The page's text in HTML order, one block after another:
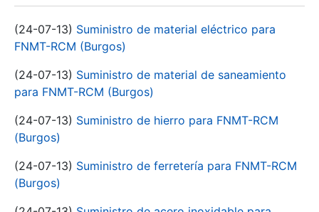
(24-07-13) Suministro de material eléctrico para
FNMT-RCM (Burgos)
(24-07-13) Suministro de material de saneamiento
para FNMT-RCM (Burgos)
(24-07-13) Suministro de hierro para FNMT-RCM
(Burgos)
(24-07-13) Suministro de ferretería para FNMT-RCM
(Burgos)